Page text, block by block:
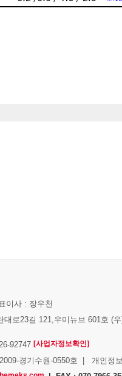
사 : 장우천
대로23길 121,우미뉴브 601호 (
92747 [사업자정보확인]
경기수원-0550호 | 개인정